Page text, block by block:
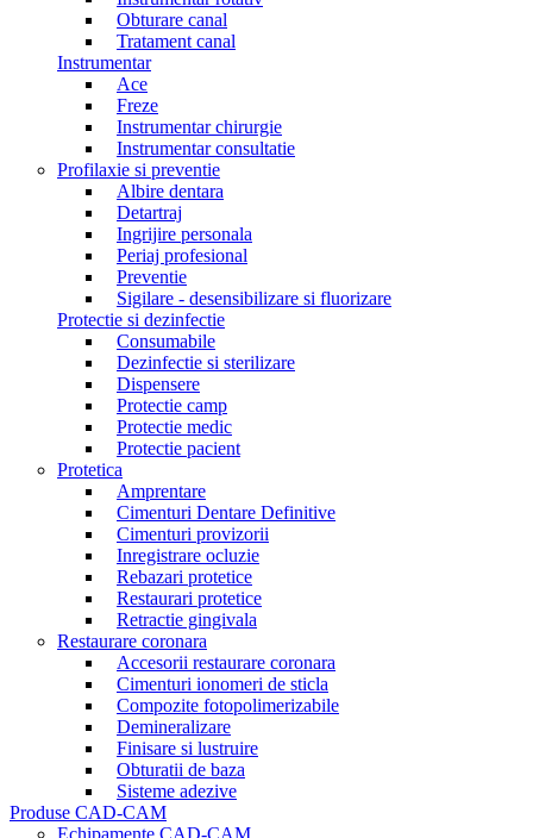
Obturare canal
Tratament canal
Instrumentar
Ace
Freze
Instrumentar chirurgie
Instrumentar consultatie
Profilaxie si preventie
Albire dentara
Detartraj
Ingrijire personala
Periaj profesional
Preventie
Sigilare - desensibilizare si fluorizare
Protectie si dezinfectie
Consumabile
Dezinfectie si sterilizare
Dispensere
Protectie camp
Protectie medic
Protectie pacient
Protetica
Amprentare
Cimenturi Dentare Definitive
Cimenturi provizorii
Inregistrare ocluzie
Rebazari protetice
Restaurari protetice
Retractie gingivala
Restaurare coronara
Accesorii restaurare coronara
Cimenturi ionomeri de sticla
Compozite fotopolimerizabile
Demineralizare
Finisare si lustruire
Obturatii de baza
Sisteme adezive
Produse CAD-CAM